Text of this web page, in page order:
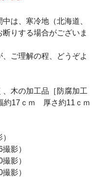
は、寒冷地（北海道、
りする場合がございま
ご理解の程、どうぞよ
、木の加工品［防腐加工
約17ｃｍ 厚さ約11ｃｍ
影）
影）
影）